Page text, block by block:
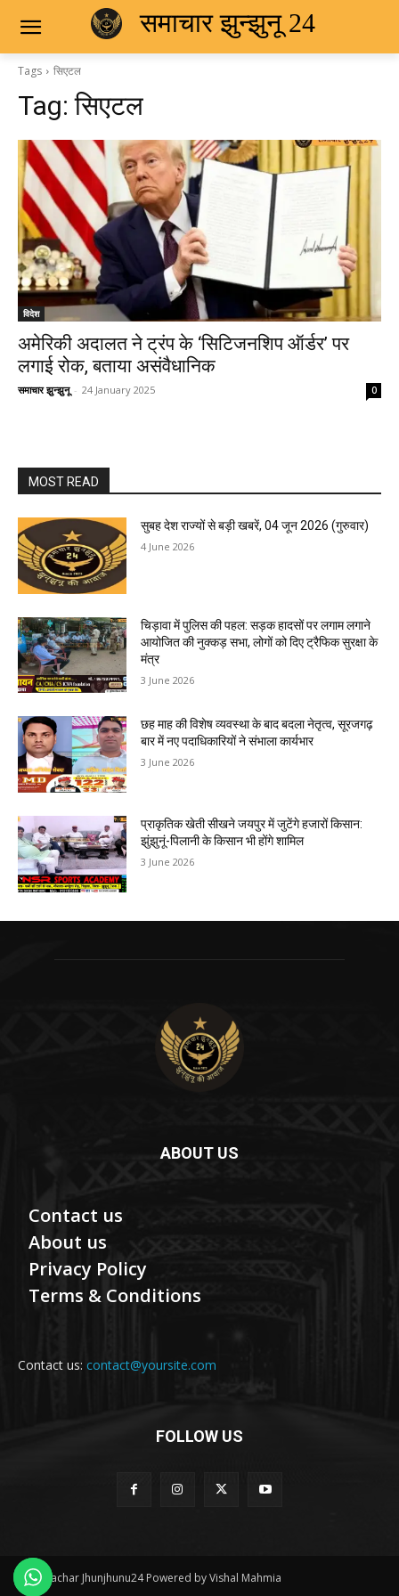
समाचार झुन्झुनू 24
Tags सिएटल
Tag:सिएटल
विदेश
अमेरिकी अदालत ने ट्रंप के ‘सिटिजनशिप ऑर्डर’ पर
लगाई रोक, बताया असंवैधानिक
समाचार झुन्झुनू - 24 January 2025 0
MOST READ
सुबह देश राज्यों से बड़ी खबरें, 04 जून 2026 (गुरुवार)
4 June 2026
चिड़ावा में पुलिस की पहल: सड़क हादसों पर लगाम लगाने
आयोजित की नुक्कड़ सभा, लोगों को दिए ट्रैफिक सुरक्षा के
मंत्र
3 June 2026
छह माह की विशेष व्यवस्था के बाद बदला नेतृत्व, सूरजगढ़
बार में नए पदाधिकारियों ने संभाला कार्यभार
3 June 2026
प्राकृतिक खेती सीखने जयपुर में जुटेंगे हजारों किसान:
झुंझुनूं-पिलानी के किसान भी होंगे शामिल
3 June 2026
ABOUT US
Contact us
About us
Privacy Policy
Terms & Conditions
Contact us: contact@yoursite.com
FOLLOW US
© Samachar Jhunjhunu24 Powered by Vishal Mahmia